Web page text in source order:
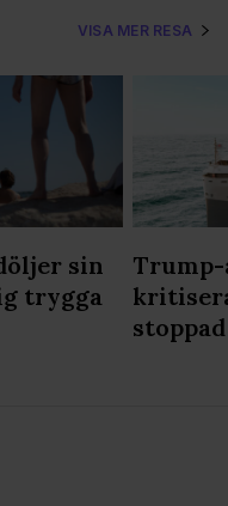
VISA MER RESA
sin
trygga